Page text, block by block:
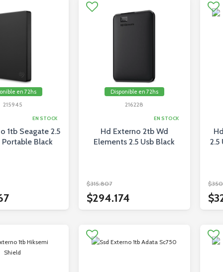
en 72hs
215945
EN STOCK
1tb Seagate 2.5
Black
Disponible en 72hs
216228
EN STOCK
Hd Externo 2tb Wd
Elements 2.5 Usb Black
$315.807
$294.174
2.5